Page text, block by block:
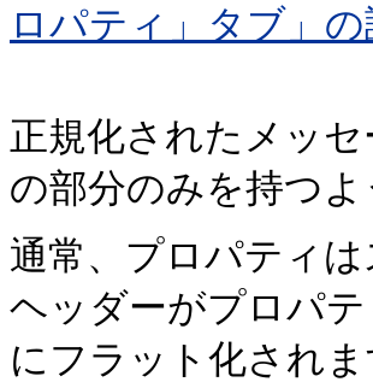
ロパティ」タブ」の
正規化されたメッ
の部分のみを持つ
通常、プロパティ
ヘッダーがプロパ
にフラット化されま